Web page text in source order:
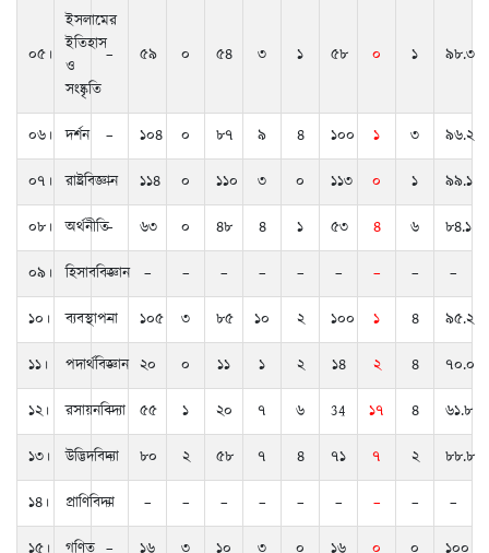
০৫।
ইসলামের
ইতিহাস
ও
সংষ্কৃতি
– ৫৯ ০ ৫৪ ৩ ১ ৫৮ ০ ১ ৯৮.৩
০৬। দর্শন – ১০৪ ০ ৮৭ ৯ ৪ ১০০ ১ ৩ ৯৬.২
০৭। রাষ্ট্রবিজ্ঞান
– ১১৪ ০ ১১০ ৩ ০ ১১৩ ০ ১ ৯৯.১
০৮। অর্থনীতি– ৬৩ ০ ৪৮ ৪ ১ ৫৩ ৪ ৬ ৮৪.১
০৯। হিসাববিজ্ঞান
– – – – – – – – – –
১০। ব্যবস্থাপনা
– ১০৫ ৩ ৮৫ ১০ ২ ১০০ ১ ৪ ৯৫.২
১১। পদার্থবিজ্ঞান
– ২০ ০ ১১ ১ ২ ১৪ ২ ৪ ৭০.০
১২। রসায়নবিদ্যা
– ৫৫ ১ ২০ ৭ ৬ 34 ১৭ ৪ ৬১.৮
১৩। উদ্ভিদবিদ্যা
– ৮০ ২ ৫৮ ৭ ৪ ৭১ ৭ ২ ৮৮.৮
১৪। প্রাণিবিদ্যা
– – – – – – – – – –
১৫। গণিত – ১৬ ৩ ১০ ৩ ০ ১৬ ০ ০ ১০০